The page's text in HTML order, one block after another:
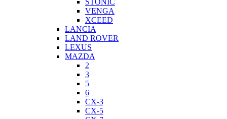
VENGA
XCEED
LANCIA
LAND ROVER
LEXUS
MAZDA
2
3
5
6
CX-3
CX-5